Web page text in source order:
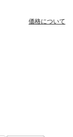
価格について